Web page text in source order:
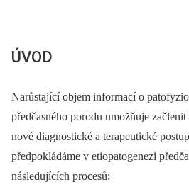
ÚVOD
Narůstající objem informací o
předčasného porodu umožňuje
nové diagnostické a terapeutické
předpokládáme v etiopatogenezi
následujících procesů: